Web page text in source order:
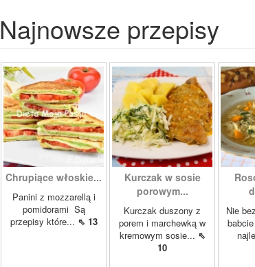
Najnowsze przepisy
Chrupiące włoskie...
Panini z mozzarellą i
pomidorami Są
przepisy które... ⇖ 13
Kurczak w sosie
porowym...
Kurczak duszony z
porem i marchewką w
kremowym sosie... ⇖
10
Nie